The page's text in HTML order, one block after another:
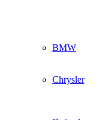
BMW
Chrysler